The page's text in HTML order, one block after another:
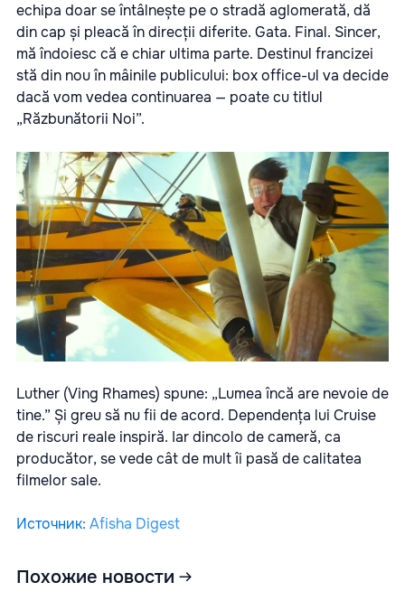
echipa doar se întâlnește pe o stradă aglomerată, dă
din cap și pleacă în direcții diferite. Gata. Final. Sincer,
mă îndoiesc că e chiar ultima parte. Destinul francizei
stă din nou în mâinile publicului: box office-ul va decide
dacă vom vedea continuarea — poate cu titlul
„Răzbunătorii Noi”.
Luther (Ving Rhames) spune: „Lumea încă are nevoie de
tine.” Și greu să nu fii de acord. Dependența lui Cruise
de riscuri reale inspiră. Iar dincolo de cameră, ca
producător, se vede cât de mult îi pasă de calitatea
filmelor sale.
Источник: Afisha Digest
Похожие новости